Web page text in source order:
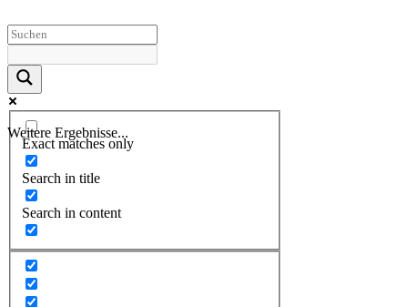
Weitere Ergebnisse...
Exact matches only
Search in title
Search in content